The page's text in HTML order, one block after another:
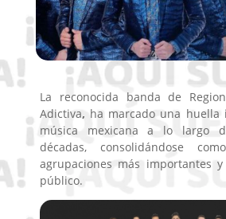
La reconocida banda de
Adictiva, ha marcado una huella
música mexicana a lo largo
décadas, consolidándose
agrupaciones más importantes
público.